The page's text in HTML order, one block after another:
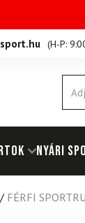
(H-P:
NYÁRI
/ FÉRFI